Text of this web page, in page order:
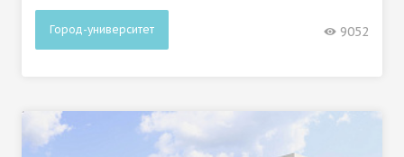
Город-университет 9052